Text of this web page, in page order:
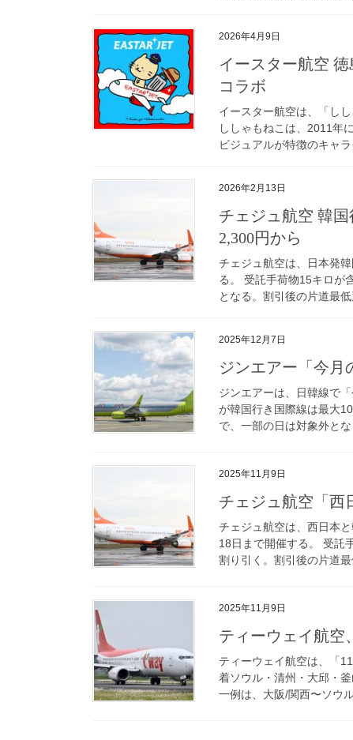
2026年4月9日
イースター航空
コラボ
イースター航空は、「し
ししゃもねこは、2011年
ビジュアルが特徴のキャ
2026年2月13日
チェジュ航空 韓
2,300円から
チェジュ航空は、日本発
る。 受託手荷物15キロが
となる。割引後の片道最
2025年12月7日
ジンエアー「今
ジンエアーは、日韓線で
が韓国行き国際線は最大
で、一部の日は対象外と
2025年11月9日
チェジュ航空「
チェジュ航空は、西日本
18日まで開催する。 受託
割り引く。割引後の片道
2025年11月9日
ティーウェイ航空
ティーウェイ航空は、「
着ソウル・清州・大邱・
一例は、大阪/関西〜ソウ